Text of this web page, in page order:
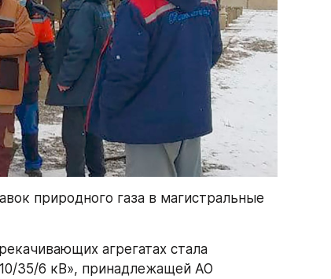
природного газа в магистральные
агрегатах стала
35/6 кВ», принадлежащей АО